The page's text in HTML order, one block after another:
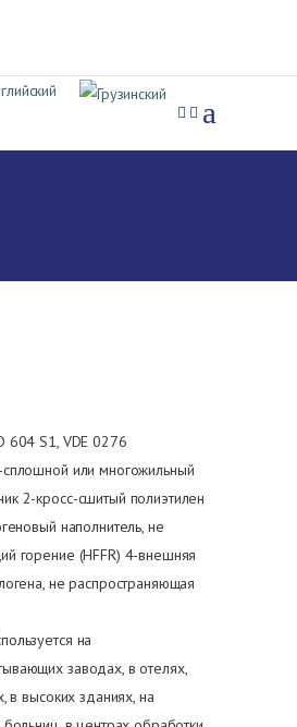
604 S1, VDE 0276
сплошной или многожильный
2-кросс-сшитый полиэтилен
наполнитель, не
горение (HFFR) 4-внешняя
не распространяющая
на
заводах, в отелях,
в высоких зданиях, на